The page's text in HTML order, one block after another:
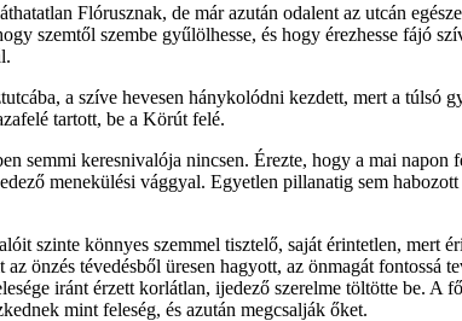
Flórusznak, de már azután odalent az utcán
szemtől szembe gyűlölhesse, és hogy érezhesse fájó
a szíve hevesen hánykolódni kezdett, mert a
tartott, be a Körút felé.
semmi keresnivalója nincsen. Érezte, hogy a mai
menekülési vággyal. Egyetlen pillanatig sem
szinte könnyes szemmel tisztelő, saját érintetlen, mert
önzés tévedésből üresen hagyott, az önmagát fontossá
iránt érzett korlátlan, ijedező szerelme töltötte be.
mint feleség, és azután megcsalják őket.